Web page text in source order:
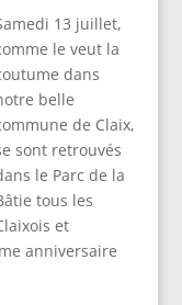
13 juillet,
le veut la
dans
belle
de Claix,
sont retrouvés
le Parc de la
tous les
et
anniversaire